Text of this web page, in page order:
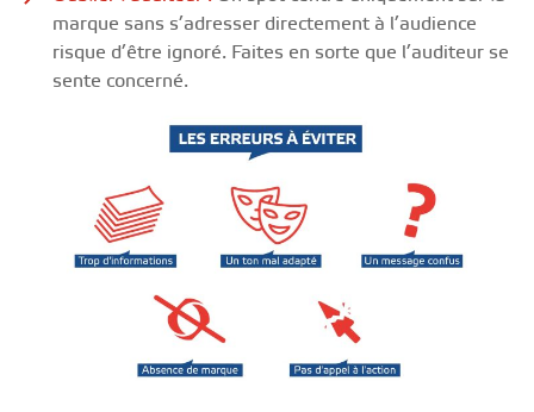
marque sans s’adresser directement à l’audience
risque d’être ignoré. Faites en sorte que l’auditeur se
sente concerné.